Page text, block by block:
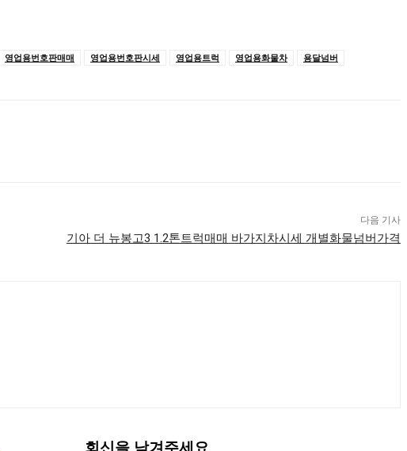
영업용번호판매매 영업용번호판시세 영업용트럭 영업용화물차
용달넘버
다음 기사
기아 더 뉴봉고3 1.2톤트럭매매 바가지차시세 개별화물넘버가격
회신을 남겨주세요